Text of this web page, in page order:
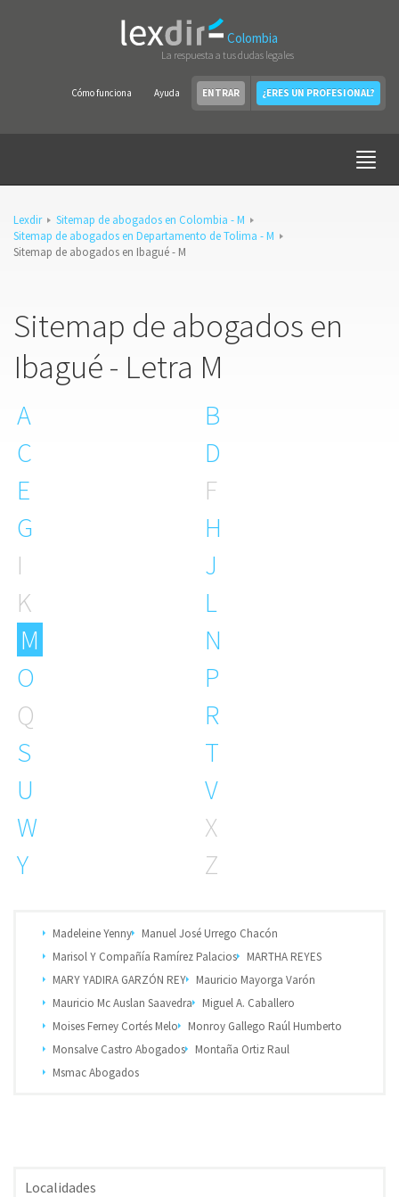
Colombia
La respuesta a tus dudas legales
Cómo funciona Ayuda ENTRAR ¿ERES UN PROFESIONAL?
Lexdir
Sitemap de abogados en Colombia - M
Sitemap de abogados en Departamento de Tolima - M
Sitemap de abogados en Ibagué - M
Sitemap de abogados en
Ibagué - Letra M
A
B
C
D
E
F
G
H
I
J
K
L
M
N
O
P
Q
R
S
T
U
V
W
X
Y
Z
Madeleine Yenny
Manuel José Urrego Chacón
Marisol Y Compañía Ramírez Palacios
MARTHA REYES
MARY YADIRA GARZÓN REY
Mauricio Mayorga Varón
Mauricio Mc Auslan Saavedra
Miguel A. Caballero
Moises Ferney Cortés Melo
Monroy Gallego Raúl Humberto
Monsalve Castro Abogados
Montaña Ortiz Raul
Msmac Abogados
Localidades